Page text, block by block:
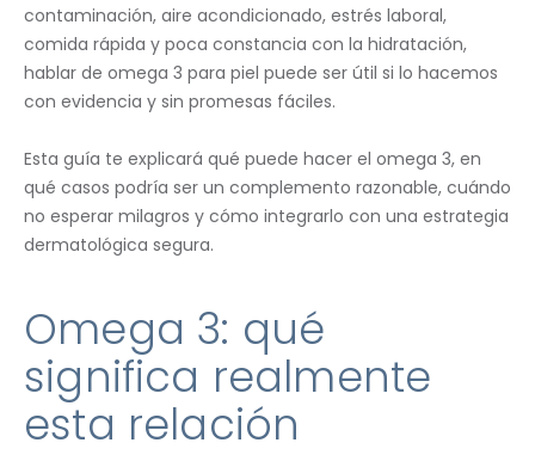
contaminación, aire acondicionado, estrés laboral,
comida rápida y poca constancia con la hidratación,
hablar de omega 3 para piel puede ser útil si lo hacemos
con evidencia y sin promesas fáciles.
Esta guía te explicará qué puede hacer el omega 3, en
qué casos podría ser un complemento razonable, cuándo
no esperar milagros y cómo integrarlo con una estrategia
dermatológica segura.
Omega 3: qué
significa realmente
esta relación